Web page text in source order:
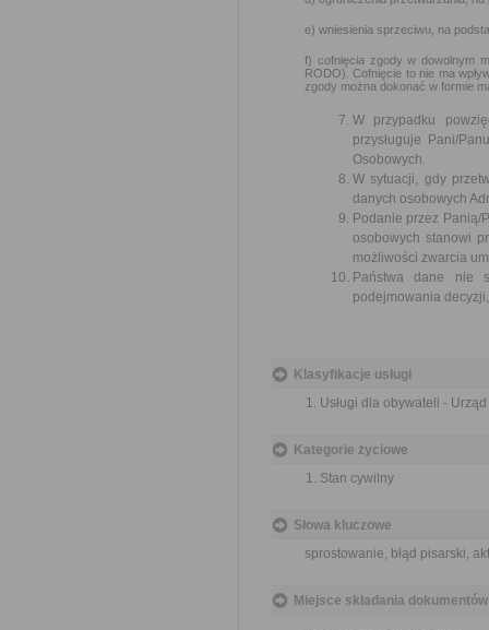
e) wniesienia sprzeciwu, na
f) cofnięcia zgody w dowolnym
RODO). Cofnięcie to nie ma
zgody można dokonać w formie
W przypadku
przysługuje Pani/
Osobowych.
W sytuacji, gdy
danych osobowych
Podanie przez Panią/
osobowych stanowi
możliwości zwarcia
Państwa dane nie
podejmowania
Klasyfikacje usługi
Usługi dla obywateli -
Kategorie życiowe
Stan cywilny
Słowa kluczowe
sprostowanie, błąd pisarski,
Miejsce składania dokumentów